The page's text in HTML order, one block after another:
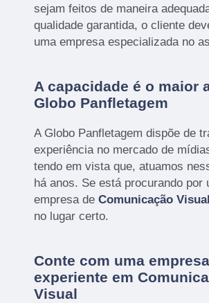
sejam feitos de maneira
qualidade garantida, o cliente
uma empresa especializada no
A capacidade é o maior
Globo Panfletagem
A Globo Panfletagem dispõe de
experiência no mercado de
tendo em vista que, atuamos
há anos. Se está procurando por
empresa deComunicação Visual
no lugar certo.
Conte com uma empresa
experiente em
Visual